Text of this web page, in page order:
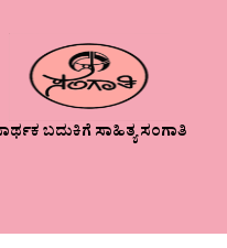
ಬದುಕಿಗೆ ಸಾಹಿತ್ಯ ಸಂಗಾತಿ